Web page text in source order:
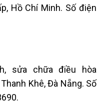
Hồ Chí Minh. Số điện
sửa chữa điều hòa
Khê, Đà Nẵng. Số